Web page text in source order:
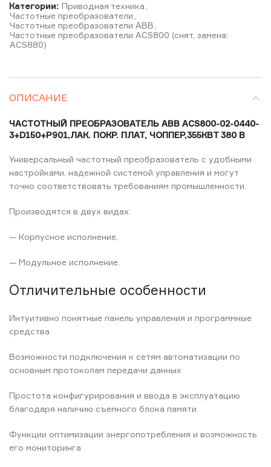
Категории: Приводная техника
Частотные преобразователи
Частотные преобразователи ABB
Частотные преобразователи ACS800 (снят, замена:
ACS880)
ОПИСАНИЕ
ЧАСТОТНЫЙ ПРЕОБРАЗОВАТЕЛЬ ABB ACS800-02-0440-
3+D150+P901,ЛАК. ПОКР. ПЛАТ, ЧОППЕР,355КВТ 380 В
Универсальный частотный преобразователь с удобными
настройками, надежной системой управления и могут
точно соответствовать требованиям промышленности.
Производятся в двух видах:
— Корпусное исполнение,
— Модульное исполнение.
Отличительные особенности
Интуитивно понятные панель управления и программные
средства
Возможности подключения к сетям автоматизации по
основным протоколам передачи данных
Простота конфигурирования и ввода в эксплуатацию
благодаря наличию съемного блока памяти
Функции оптимизации энергопотребления и возможность
его мониторинга